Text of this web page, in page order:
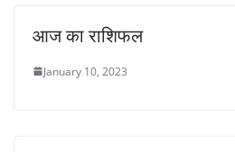
आज का राशिफल
January 10, 2023